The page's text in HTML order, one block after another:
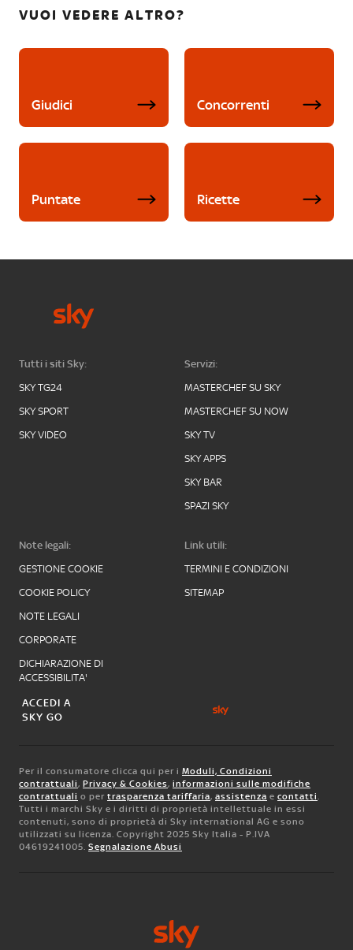
VUOI VEDERE ALTRO?
Giudici Concorrenti
Puntate Ricette
Tutti i siti Sky:
SKY TG24
SKY SPORT
SKY VIDEO
Servizi:
MASTERCHEF SU SKY
MASTERCHEF SU NOW
SKY TV
SKY APPS
SKY BAR
SPAZI SKY
Note legali:
GESTIONE COOKIE
COOKIE POLICY
NOTE LEGALI
CORPORATE
DICHIARAZIONE DI
ACCESSIBILITA'
Link utili:
TERMINI E CONDIZIONI
SITEMAP
ACCEDI A
SKY GO
Per il consumatore clicca qui per i Moduli, Condizioni
contrattuali, Privacy & Cookies, informazioni sulle modifiche
contrattuali o per trasparenza tariffaria, assistenza e contatti.
Tutti i marchi Sky e i diritti di proprietà intellettuale in essi
contenuti, sono di proprietà di Sky international AG e sono
utilizzati su licenza. Copyright 2025 Sky Italia - P.IVA
04619241005. Segnalazione Abusi